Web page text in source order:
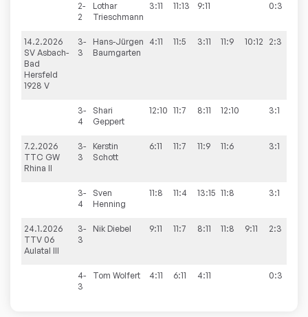
2-
2
Lothar
Trieschmann
3:11 11:13 9:11 0:3
14.2.2026
SV Asbach-
Bad
Hersfeld
1928 V
3-
3
Hans-Jürgen
Baumgarten
4:11 11:5 3:11 11:9 10:12 2:3
3-
4
Shari
Geppert
12:10 11:7 8:11 12:10 3:1
7.2.2026
TTC GW
Rhina II
3-
3
Kerstin
Schott
6:11 11:7 11:9 11:6 3:1
3-
4
Sven
Henning
11:8 11:4 13:15 11:8 3:1
24.1.2026
TTV 06
Aulatal III
3-
3
Nik Diebel 9:11 11:7 8:11 11:8 9:11 2:3
4-
3
Tom Wolfert 4:11 6:11 4:11 0:3